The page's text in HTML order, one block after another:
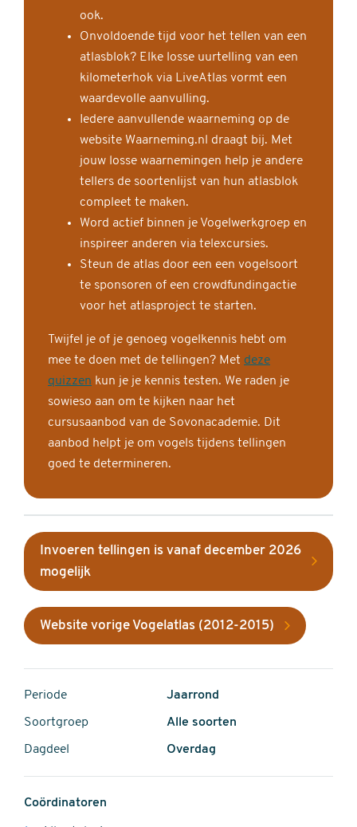
ook.
Onvoldoende tijd voor het tellen van een
atlasblok? Elke losse uurtelling van een
kilometerhok via LiveAtlas vormt een
waardevolle aanvulling.
Iedere aanvullende waarneming op de
website Waarneming.nl draagt bij. Met
jouw losse waarnemingen help je andere
tellers de soortenlijst van hun atlasblok
compleet te maken.
Word actief binnen je Vogelwerkgroep en
inspireer anderen via telexcursies.
Steun de atlas door een een vogelsoort
te sponsoren of een crowdfundingactie
voor het atlasproject te starten.
Twijfel je of je genoeg vogelkennis hebt om
mee te doen met de tellingen? Met deze
quizzen kun je je kennis testen. We raden je
sowieso aan om te kijken naar het
cursusaanbod van de Sovonacademie. Dit
aanbod helpt je om vogels tijdens tellingen
goed te determineren.
Invoeren tellingen is vanaf december 2026
mogelijk
Website vorige Vogelatlas (2012-2015)
Periode Jaarrond
Soortgroep Alle soorten
Dagdeel Overdag
Coördinatoren